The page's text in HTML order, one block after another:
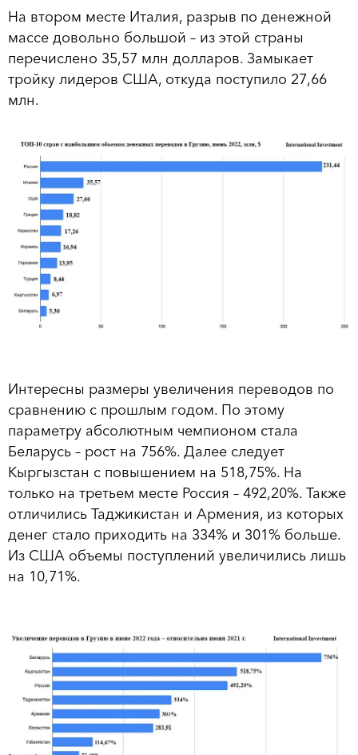
На втором месте Италия, разрыв по денежной
массе довольно большой – из этой страны
перечислено 35,57 млн долларов. Замыкает
тройку лидеров США, откуда поступило 27,66
млн.
Интересны размеры увеличения переводов по
сравнению с прошлым годом. По этому
параметру абсолютным чемпионом стала
Беларусь – рост на 756%. Далее следует
Кыргызстан с повышением на 518,75%. На
только на третьем месте Россия – 492,20%. Также
отличились Таджикистан и Армения, из которых
денег стало приходить на 334% и 301% больше.
Из США объемы поступлений увеличились лишь
на 10,71%.